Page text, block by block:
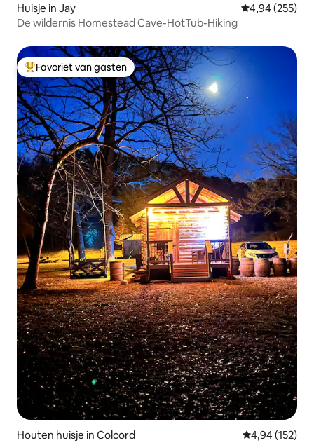
Huisje in Jay Gemiddelde
4,94 (255)
De wildernis Homestead Cave-HotTub-Hiking
Topfavoriet van gasten
Favoriet van gasten
Houten huisje in Colcord Gemiddelde
4,94 (152)